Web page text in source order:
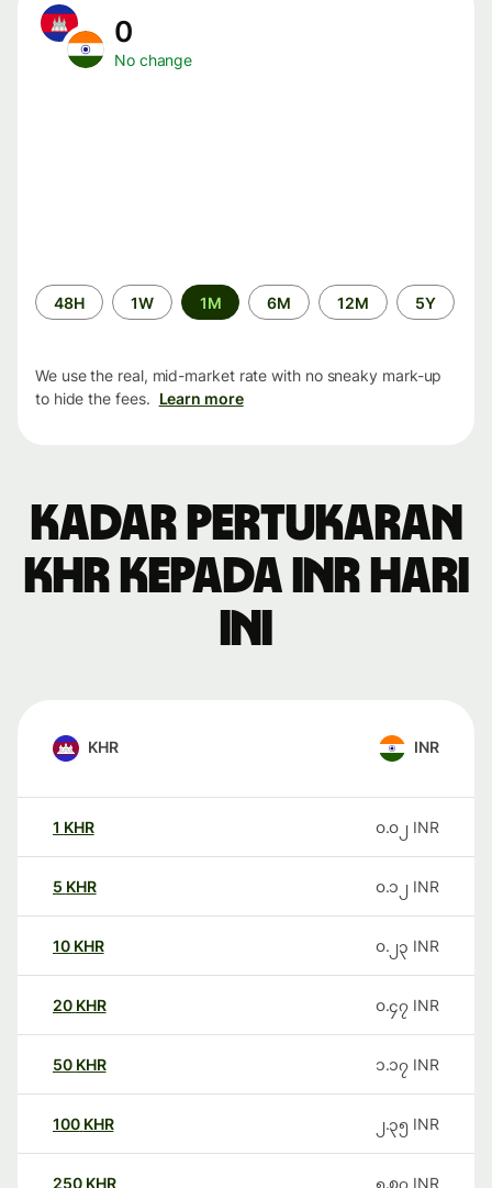
0
No change
Time
period
48H 1W 1M 6M 12M 5Y
We use the real, mid-market rate with no sneaky mark-up
to hide the fees. Learn more
Kadar pertukaran
KHR kepada INR hari
ini
KHR INR
1 KHR ၀.၀၂ INR
5 KHR ၀.၁၂ INR
10 KHR ၀.၂၃ INR
20 KHR ၀.၄၇ INR
50 KHR ၁.၁၇ INR
100 KHR ၂.၃၅ INR
250 KHR ၅.၈၇ INR